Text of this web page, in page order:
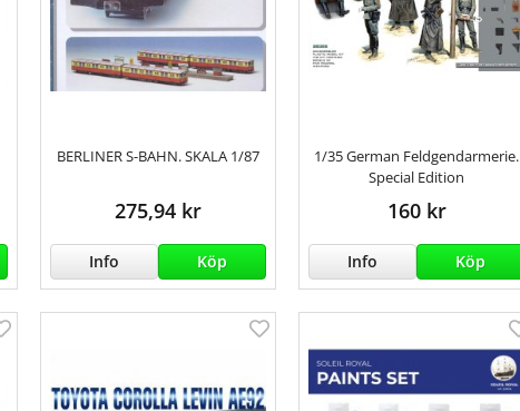
BERLINER S-BAHN. SKALA 1/87
275,94 kr
Info Köp
1/35 German Feldgendarmerie.
Special Edition
160 kr
Info Köp